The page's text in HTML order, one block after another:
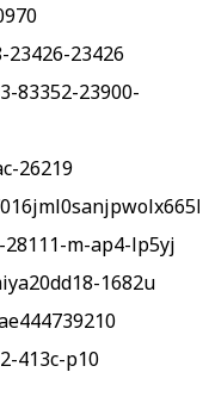
23426
83352-23900-
26219
m-ap4-lp5yj
1682u
413c-p10